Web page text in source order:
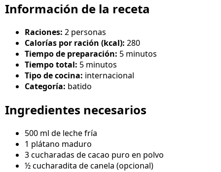
Información de la receta
Raciones: 2 personas
Calorías por ración (kcal): 280
Tiempo de preparación: 5 minutos
Tiempo total: 5 minutos
Tipo de cocina: internacional
Categoría: batido
Ingredientes necesarios
500 ml de leche fría
1 plátano maduro
3 cucharadas de cacao puro en polvo
½ cucharadita de canela (opcional)